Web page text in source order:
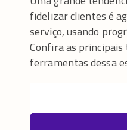
fidelizar clientes é
serviço, usando
Confira as principais
ferramentas dessa